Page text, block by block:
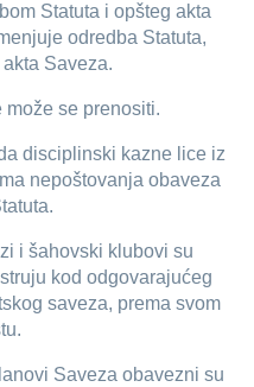
Statuta i opšteg akta
odredba Statuta,
Saveza.
se prenositi.
disciplinski kazne lice iz
nepoštovanja obaveza
i šahovski klubovi su
kod odgovarajućeg
saveza, prema svom
Saveza obavezni su